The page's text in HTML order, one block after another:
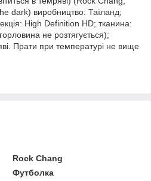
dark) виробництво: Таїланд;
High Definition HD; тканина:
не розтягується);
Прати при температурі не вище
Rock Chang
Футболка